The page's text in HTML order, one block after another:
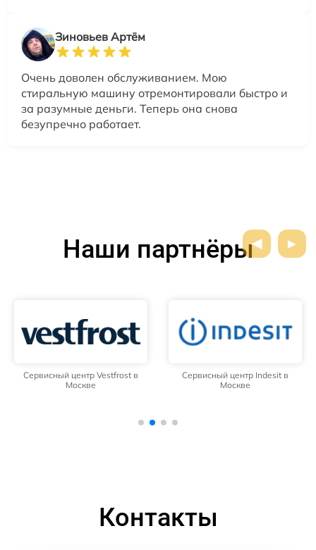
Зиновьев Артём
Очень доволен обслуживанием. Мою
стиральную машину отремонтировали быстро и
за разумные деньги. Теперь она снова
безупречно работает.
Наши партнёры
Сервисный центр Vestfrost в
Москве
Сервисный центр Indesit в
Москве
Контакты